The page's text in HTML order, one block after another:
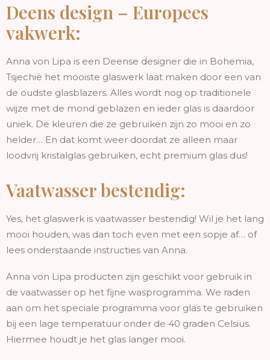
Deens design – Europees
vakwerk:
Anna von Lipa is een Deense designer die in Bohemia,
Tsjechië het mooiste glaswerk laat maken door een van
de oudste glasblazers. Alles wordt nog op traditionele
wijze met de mond geblazen en ieder glas is daardoor
uniek. De kleuren die ze gebruiken zijn zo mooi en zo
helder… En dat komt weer doordat ze alleen maar
loodvrij kristalglas gebruiken, echt premium glas dus!
Vaatwasser bestendig:
Yes, het glaswerk is vaatwasser bestendig! Wil je het lang
mooi houden, was dan toch even met een sopje af… of
lees onderstaande instructies van Anna.
Anna von Lipa producten zijn geschikt voor gebruik in
de vaatwasser op het fijne wasprogramma. We raden
aan om het speciale programma voor glas te gebruiken
bij een lage temperatuur onder de 40 graden Celsius.
Hiermee houdt je het glas langer mooi.